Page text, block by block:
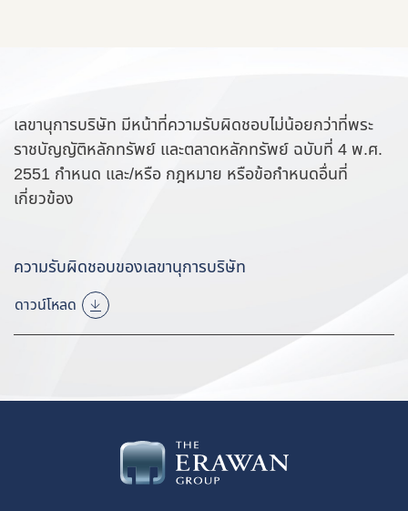
เลขานุการบริษัท มีหน้าที่ความรับผิดชอบไม่น้อยกว่าที่พระ
ราชบัญญัติหลักทรัพย์ และตลาดหลักทรัพย์ ฉบับที่ 4 พ.ศ.
2551 กำหนด และ/หรือ กฎหมาย หรือข้อกำหนดอื่นที่
เกี่ยวข้อง
ความรับผิดชอบของเลขานุการบริษัท
ดาวน์โหลด